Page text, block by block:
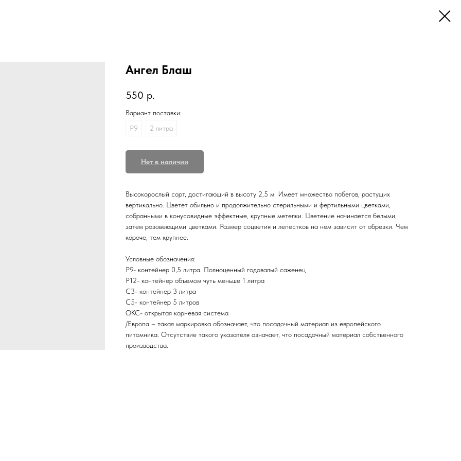
Ангел Блаш
550 р.
Вариант поставки:
P9
2 литра
Нет в наличии
Высокорослый сорт, достигающий в высоту 2,5 м. Имеет множество побегов, растущих
вертикально. Цветет обильно и продолжительно стерильными и фертильными цветками,
собранными в конусовидные эффектные, крупные метелки. Цветение начинается белыми,
затем розовеющими цветками. Размер соцветия и лепестков на нем зависит от обрезки. Чем
короче, тем крупнее.
Условные обозначения:
Р9- контейнер 0,5 литра. Полноценный годовалый саженец
Р12- контейнер объемом чуть меньше 1 литра
С3- контейнер 3 литра
С5- контейнер 5 литров
ОКС- открытая корневая система
/Европа – такая маркировка обозначает, что посадочный материал из европейского
питомника. Отсутствие такого указателя означает, что посадочный материал собственного
производства.